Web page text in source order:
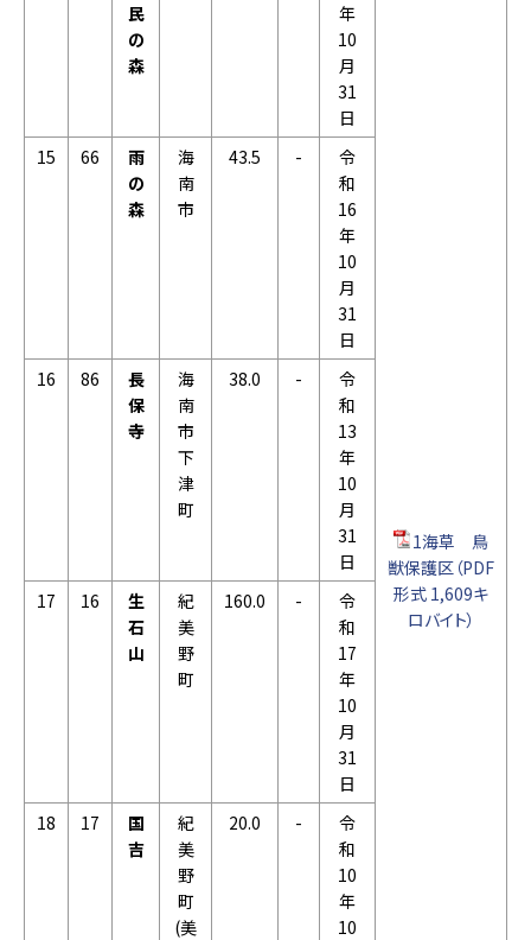
1海草 鳥
獣保護区（PDF
形式 1,609キ
ロバイト）
民
の
森
年
10
月
31
日
15
66
雨
の
森
海
南
市
43.5 -
令
和
16
年
10
月
31
日
16
86
長
保
寺
海
南
市
下
津
町
38.0 -
令
和
13
年
10
月
31
日
17
16
生
石
山
紀
美
野
町
160.0 -
令
和
17
年
10
月
31
日
18
17
国
吉
紀
美
野
町
(美
20.0 -
令
和
10
年
10